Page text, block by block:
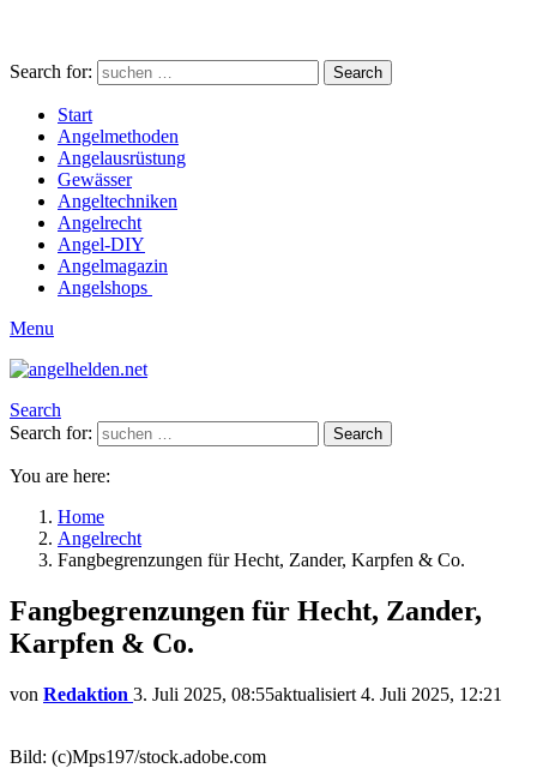
Search for: Search
Start
Angelmethoden
Angelausrüstung
Gewässer
Angeltechniken
Angelrecht
Angel-DIY
Angelmagazin
Angelshops
Menu
Search
Search for:
Search
You are here:
Home
Angelrecht
Fangbegrenzungen für Hecht, Zander, Karpfen & Co.
Fangbegrenzungen für Hecht, Zander,
Karpfen & Co.
von Redaktion 3. Juli 2025, 08:55aktualisiert 4. Juli 2025, 12:21
Bild: (c)Mps197/stock.adobe.com